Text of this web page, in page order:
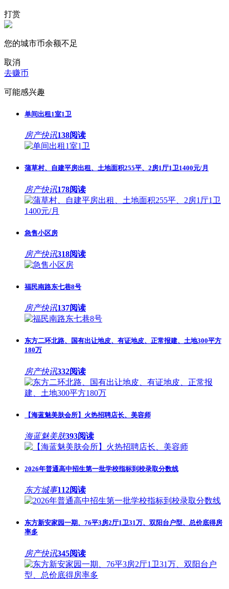
打赏
您的城市币余额不足
取消
去赚币
可能感兴趣
单间出租1室1卫
房产快讯138阅读
蒲草村、自建平房出租、土地面积255平、2房1厅1卫1400元/月
房产快讯178阅读
急售小区房
房产快讯318阅读
福民南路东七巷8号
房产快讯137阅读
东方二环北路、国有出让地皮、有证地皮、正常报建、土地300平方
180万
房产快讯332阅读
【海蓝魅美肤会所】火热招聘店长、美容师
海蓝魅美肤393阅读
2026年普通高中招生第一批学校指标到校录取分数线
东方城事112阅读
东方新安家园一期、76平3房2厅1卫31万、双阳台户型、总价底得房
率多
房产快讯345阅读